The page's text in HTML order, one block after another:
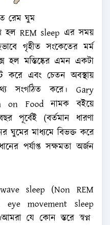
রেম ঘুম
হল REM sleep এর সময়
গৃহীত সংকেতের মর্ম
হল মস্তিষ্কের এমন একটা
করে এবং চেতন অবস্থায়
সংগঠিত করে। Gary
on Food নামক বইয়ে
পূর্বেই (বর্তমান ধারণা
ঘুমের মাধ্যমে বিভক্ত করে
পর্যাপ্ত সক্ষমতা অর্জন
sleep (Non REM
movement sleep
যে কোন স্তরে স্বপ্ন